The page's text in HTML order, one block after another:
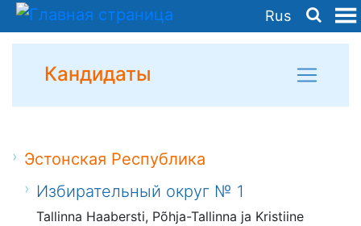
Rus
Кандидаты
Эстонская Республика
Избирательный округ № 1
Tallinna Haabersti, Põhja-Tallinna ja Kristiine